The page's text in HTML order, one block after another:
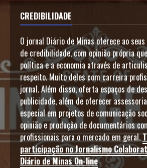
CREDIBILIDADE
O jornal Diário de Minas oferece ao
de credibilidade, com opinião própria
política e a economia através de
respeito. Muito deles com carreira
jornal. Além disso, oferta espaços de
publicidade, além de oferecer
especial em projetos de comunicação
opinião e produção de documentários
profissionais para o mercado em geral.
participação no Jornalismo
Diário de Minas On-line